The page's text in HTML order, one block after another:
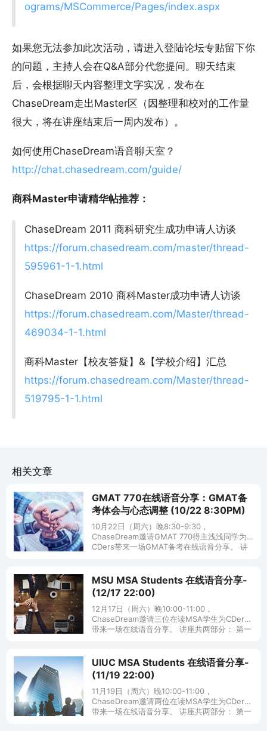
ograms/MSCommerce/Pages/index.aspx
如果您无法参加此次活动，请进入登陆论坛专贴留下你
的问题，主持人会在Q&A部分代您提问。聊天结束
后，会根据聊天内容整理文字实况，发布在
ChaseDream走出Master区（因整理和校对的工作量
很大，将在讲座结束后一周内发布）。
如何使用ChaseDream语音聊天室？
http://chat.chasedream.com/guide/
商科Master申请精华帖推荐：
ChaseDream 2011 商科研究生成功申请人访谈
https://forum.chasedream.com/master/thread-
595961-1-1.html
ChaseDream 2010 商科Master成功申请人访谈
https://forum.chasedream.com/Master/thread-
469034-1-1.html
商科Master【校友答疑】&【学校介绍】汇总
https://forum.chasedream.com/Master/thread-
519795-1-1.html
相关文章
GMAT 770在线语音分享：GMAT备
考体会与心态调整 (10/22 8:30PM)
10月22日（周六）晚8:30-9:30，
ChaseDream邀请GMAT 770得主浅浅同学为
CDers带来一场GMAT备考在线语音分享。 讲
MSU MSA Students 在线语音分享-
(12/17 22:00)
12月17日（周六）晚10:00-11:00，
ChaseDream邀请三位在读MSA学生为CDers
带来一场在线语音分享。 讲座共两部分： 第一
UIUC MSA Students 在线语音分享-
(11/19 22:00)
11月19日（周六）晚10:00-11:00，
ChaseDream邀请两位在读MSA学生为CDers
带来一场在线语音分享。 讲座共两部分： 第一